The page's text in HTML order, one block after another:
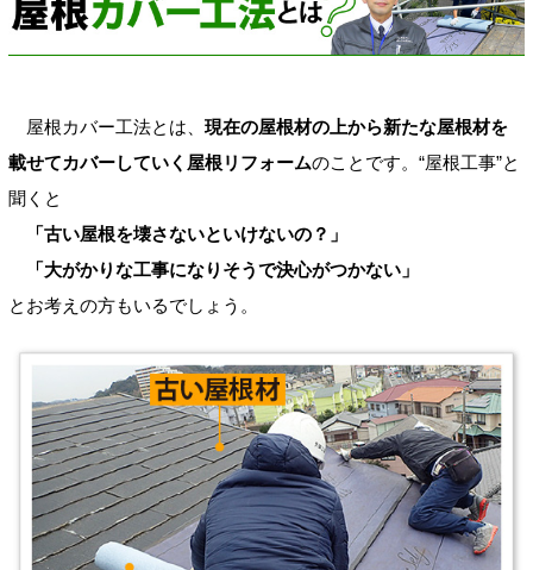
屋根カバー工法とは、 現在の屋根材の上から新たな屋根材を
載せてカバーしていく屋根リフォームのことです。“屋根工事”と
聞くと
「古い屋根を壊さないといけないの？」
「大がかりな工事になりそうで決心がつかない」
とお考えの方もいるでしょう。